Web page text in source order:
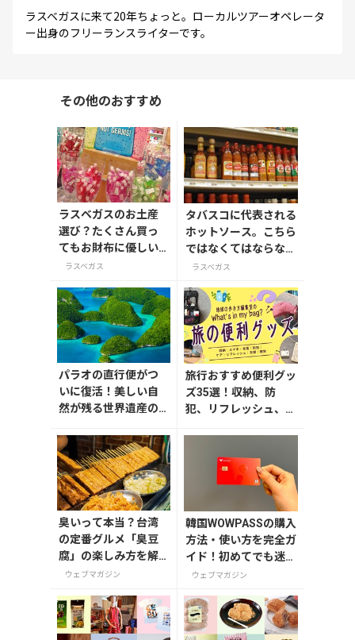
ラスベガスに来て20年ちょっと。ローカルツアーオペレータ
ー出身のフリーランスライターです。
その他のおすすめ
ラスベガスのお土産
選び？たくさん買っ
てもお財布に優しい
コスパ抜群のあれこ
ラスベガス
タバスコに代表される
ホットソース。こちら
ではなくてはならない
調味料のひとつです。
ラスベガス
パラオの直行便がつ
いに復活！美しい自
然が残る世界遺産の
026】
旅行おすすめ便利グッ
ズ35選！収納、防
犯、リフレッシュ、ど
臭いって本当？台湾
の定番グルメ「臭豆
腐」の楽しみ方を解
説！定番メニューと
ウェブマガジン
韓国WOWPASSの購入
方法・使い方を完全ガ
イド！初めてでも迷わ
ない
ウェブマガジン